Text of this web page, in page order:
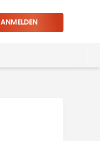
ANMELDEN